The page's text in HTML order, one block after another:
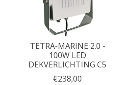
TETRA-MARINE 2.0 -
100W LED
DEKVERLICHTING C5
€238,00